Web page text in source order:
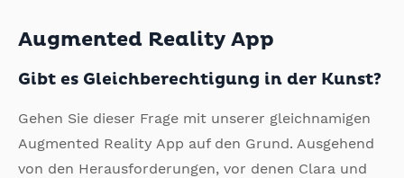
Augmented Reality App
Gibt es Gleichberechtigung in der Kunst?
Gehen Sie dieser Frage mit unserer gleichnamigen
Augmented Reality App auf den Grund. Ausgehend
von den Herausforderungen, vor denen Clara und